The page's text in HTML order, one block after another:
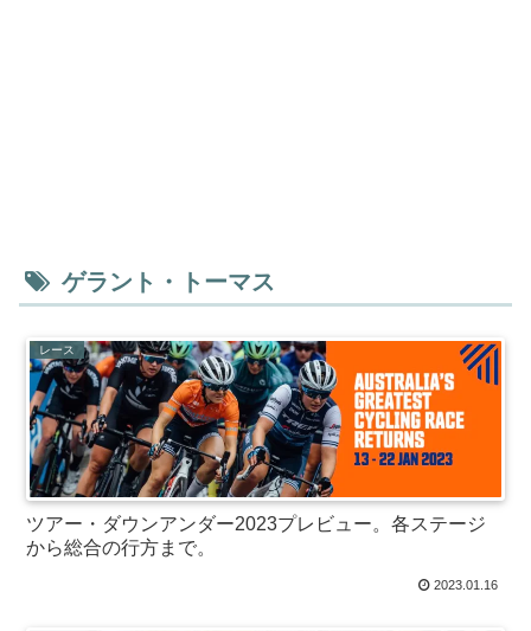
ゲラント・トーマス
レース
ツアー・ダウンアンダー2023プレビュー。各ステージ
から総合の行方まで。
2023.01.16